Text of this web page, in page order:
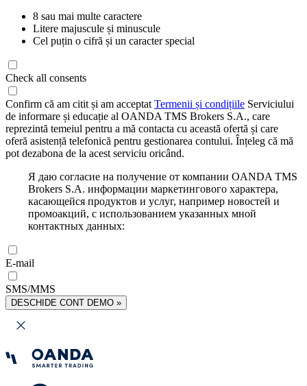
8 sau mai multe caractere
Litere majuscule și minuscule
Cel puțin o cifră și un caracter special
Check all consents
Confirm că am citit și am acceptat Termenii și condițiile Serviciului
de informare și educație al OANDA TMS Brokers S.A., care
reprezintă temeiul pentru a mă contacta cu această ofertă și care
oferă asistență telefonică pentru gestionarea contului. Înțeleg că mă
pot dezabona de la acest serviciu oricând.
Я даю согласие на получение от компании OANDA TMS
Brokers S.A. информации маркетингового характера,
касающейся продуктов и услуг, например новостей и
промоакций, с использованием указанных мной
контактных данных:
E-mail
SMS/MMS
DESCHIDE CONT DEMO »